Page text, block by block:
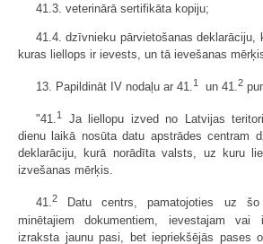
41.3. veterinārā sertifikāta kopiju;
41.4. dzīvnieku pārvietošanas deklarāciju,
kuras liellops ir ievests, un tā ievešanas
13. Papildināt IV nodaļu ar 41. 1 un 41. 2
"41.1
Ja liellopu izved no Latvijas
dienu laikā nosūta datu apstrādes centram
deklarāciju, kurā norādīta valsts, uz kuru
izvešanas mērķis.
41.2
Datu centrs, pamatojoties uz šo
minētajiem dokumentiem, ievestajam vai
izraksta jaunu pasi, bet iepriekšējās pases